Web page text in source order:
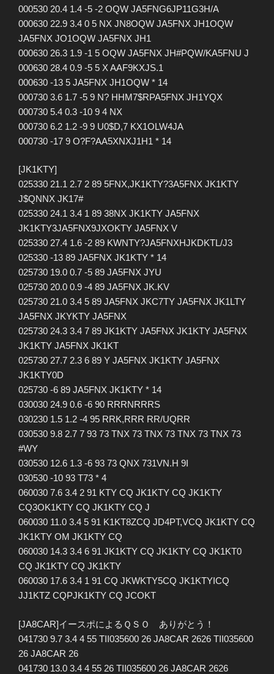
000530 20.4 1.4 -5 -2 OQW JA5FNG6JP11G3H/A
000630 22.9 3.4 0 5 NX JN8OQW JA5FNX JH1OQW
JA5FNX JO1OQW JA5FNX JH1
000630 26.3 1.9 -1 5 OQW JA5FNX JH#PQW/KA5FNU J
000630 28.4 0.9 -5 5 X AAF9KXJS.1
000630 -13 5 JA5FNX JH1OQW * 14
000730 3.6 1.7 -5 9 N? HHM7$RPA5FNX JH1YQX
000730 5.4 0.3 -10 9 4 NX
000730 6.2 1.2 -9 9 U0$D,7 KX1OLW4JA
000730 -17 9 O?F?AA5XNXJ1H1 * 14
[JK1KTY]
025330 21.1 2.7 2 89 5FNX,JK1KTY?3A5FNX JK1KTY
J$QNNX JK17#
025330 24.1 3.4 1 89 38NX JK1KTY JA5FNX
JK1KTY3JA5FNX9JXOKTY JA5FNX V
025330 27.4 1.6 -2 89 KWNTY?JA5FNXHJKDKTL/J3
025330 -13 89 JA5FNX JK1KTY * 14
025730 19.0 0.7 -5 89 JA5FNX JYU
025730 20.0 0.9 -4 89 JA5FNX JK.KV
025730 21.0 3.4 5 89 JA5FNX JKC7TY JA5FNX JK1LTY
JA5FNX JKYKTY JA5FNX
025730 24.3 3.4 7 89 JK1KTY JA5FNX JK1KTY JA5FNX
JK1KTY JA5FNX JK1KT
025730 27.7 2.3 6 89 Y JA5FNX JK1KTY JA5FNX
JK1KTY0D
025730 -6 89 JA5FNX JK1KTY * 14
030030 24.9 0.6 -6 90 RRRNRRRS
030230 1.5 1.2 -4 95 RRK,RRR RR/UQRR
030530 9.8 2.7 7 93 73 TNX 73 TNX 73 TNX 73 TNX 73
#WY
030530 12.6 1.3 -6 93 73 QNX 731VN.H 9I
030530 -10 93 T73 * 4
060030 7.6 3.4 2 91 KTY CQ JK1KTY CQ JK1KTY
CQ3OK1KTY CQ JK1KTY CQ J
060030 11.0 3.4 5 91 K1KT8ZCQ JD4PT,VCQ JK1KTY CQ
JK1KTY OM JK1KTY CQ
060030 14.3 3.4 6 91 JK1KTY CQ JK1KTY CQ JK1KT0
CQ JK1KTY CQ JK1KTY
060030 17.6 3.4 1 91 CQ JKWKTY5CQ JK1KTYICQ
JJ1KTZ CQPJK1KTY CQ JCOKT
[JA8CAR]イースポによるＱＳＯ ありがとう！
041730 9.7 3.4 4 55 TII035600 26 JA8CAR 2626 TII035600
26 JA8CAR 26
041730 13.0 3.4 4 55 26 TII035600 26 JA8CAR 2626